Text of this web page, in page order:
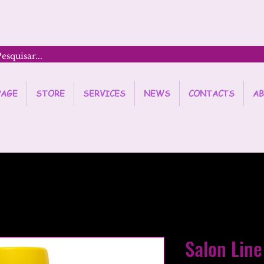
STORE SERVICES NEWS CONTACTS
Salon